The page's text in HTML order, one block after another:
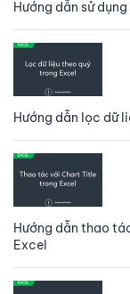
Hướng dẫn sử
Hướng dẫn lọc dữ
Hướng dẫn thao
Excel